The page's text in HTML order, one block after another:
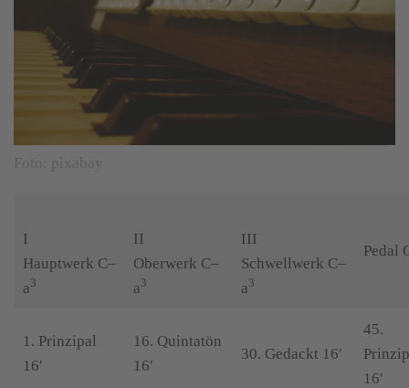
I
Hauptwerk C–
a 3
II
Oberwerk C–
a 3
III
Schwellwerk C–
a 3
Pedal
1. Prinzipal
16′
16. Quintatön
16′
30. Gedackt 16′
45.
16′